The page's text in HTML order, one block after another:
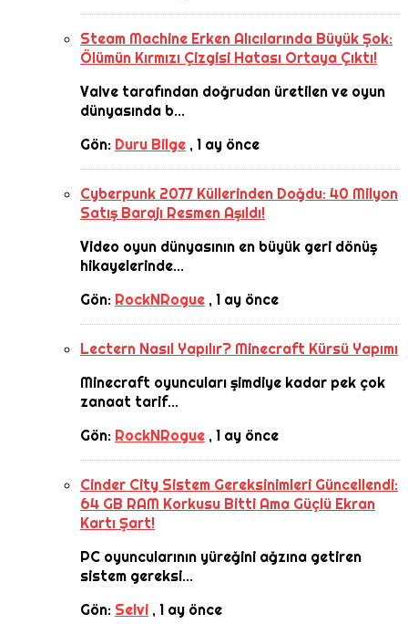
Steam Machine Erken Alıcılarında Büyük Şok:
Ölümün Kırmızı Çizgisi Hatası Ortaya Çıktı!
Valve tarafından doğrudan üretilen ve oyun
dünyasında b...
Gön: Duru Bilge ,1 ay önce
Cyberpunk 2077 Küllerinden Doğdu: 40 Milyon
Satış Barajı Resmen Aşıldı!
Video oyun dünyasının en büyük geri dönüş
hikayelerinde...
Gön: RockNRogue ,1 ay önce
Lectern Nasıl Yapılır? Minecraft Kürsü Yapımı
Minecraft oyuncuları şimdiye kadar pek çok
zanaat tarif...
Gön: RockNRogue ,1 ay önce
Cinder City Sistem Gereksinimleri Güncellendi:
64 GB RAM Korkusu Bitti Ama Güçlü Ekran
Kartı Şart!
PC oyuncularının yüreğini ağzına getiren
sistem gereksi...
Gön: Selvi ,1 ay önce